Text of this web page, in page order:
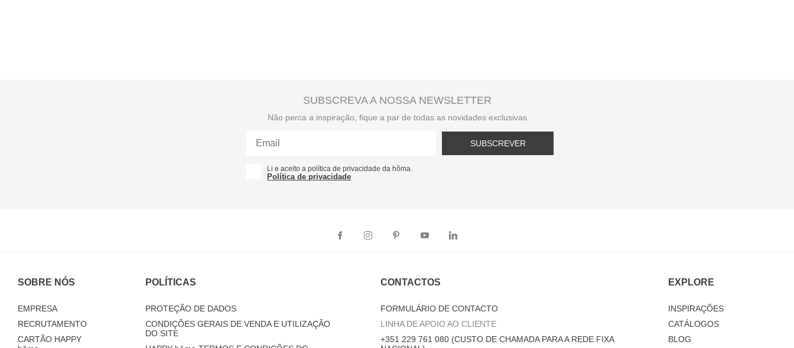
SUBSCREVA A NOSSA NEWSLETTER
Não perca a inspiração, fique a par de todas as novidades exclusivas
SUBSCREVER
Li e aceito a política de privacidade da hôma.
Política de privacidade
SOBRE NÓS
EMPRESA
RECRUTAMENTO
CARTÃO HAPPY
POLÍTICAS
PROTEÇÃO DE DADOS
CONDIÇÕES GERAIS DE VENDA E UTILIZAÇÃO
DO SITE
CONTACTOS
FORMULÁRIO DE CONTACTO
LINHA DE APOIO AO CLIENTE
+351 229 761 080 (CUSTO DE CHAMADA PARA A REDE FIXA
EXPLORE
INSPIRAÇÕES
CATÁLOGOS
BLOG